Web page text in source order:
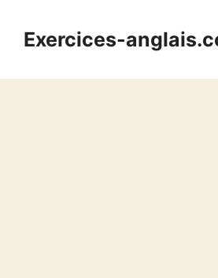
contenuExercices-